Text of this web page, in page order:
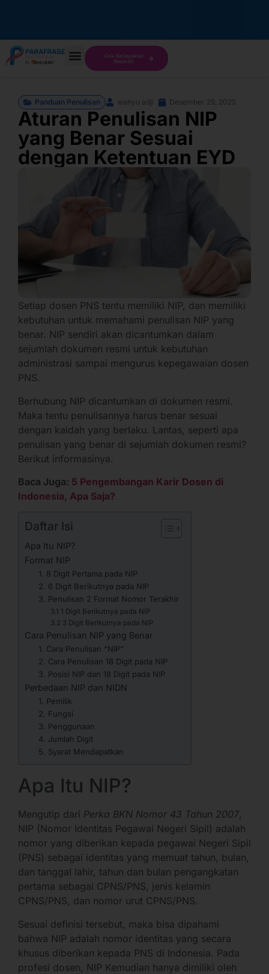
Cek Kelayakan
Naskah
Panduan Penulisan wahyu adji Desember 29, 2025
Aturan Penulisan NIP
yang Benar Sesuai
dengan Ketentuan EYD
Setiap dosen PNS tentu memiliki NIP, dan memiliki
kebutuhan untuk memahami penulisan NIP yang
benar. NIP sendiri akan dicantumkan dalam
sejumlah dokumen resmi untuk kebutuhan
administrasi sampai mengurus kepegawaian dosen
PNS.
Berhubung NIP dicantumkan di dokumen resmi.
Maka tentu penulisannya harus benar sesuai
dengan kaidah yang berlaku. Lantas, seperti apa
penulisan yang benar di sejumlah dokumen resmi?
Berikut informasinya.
Baca Juga: 5 Pengembangan Karir Dosen di
Indonesia, Apa Saja?
Daftar Isi
Apa Itu NIP?
Format NIP
1. 8 Digit Pertama pada NIP
2. 6 Digit Berikutnya pada NIP
3. Penulisan 2 Format Nomor Terakhir
3.1 1 Digit Berikutnya pada NIP
3.2 3 Digit Berikutnya pada NIP
Cara Penulisan NIP yang Benar
1. Cara Penulisan “NIP”
2. Cara Penulisan 18 Digit pada NIP
3. Posisi NIP dan 18 Digit pada NIP
Perbedaan NIP dan NIDN
1. Pemilik
2. Fungsi
3. Penggunaan
4. Jumlah Digit
5. Syarat Mendapatkan
Apa Itu NIP?
Mengutip dari Perka BKN Nomor 43 Tahun 2007,
NIP (Nomor Identitas Pegawai Negeri Sipil) adalah
nomor yang diberikan kepada pegawai Negeri Sipil
(PNS) sebagai identitas yang memuat tahun, bulan,
dan tanggal lahir, tahun dan bulan pengangkatan
pertama sebagai CPNS/PNS, jenis kelamin
CPNS/PNS, dan nomor urut CPNS/PNS.
Sesuai definisi tersebut, maka bisa dipahami
bahwa NIP adalah nomor identitas yang secara
khusus diberikan kepada PNS di Indonesia. Pada
profesi dosen, NIP Kemudian hanya dimiliki oleh